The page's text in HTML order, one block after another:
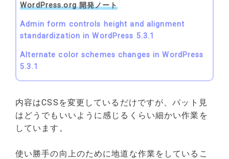
WordPress.org 開発ノート
Admin form controls height and alignment
standardization in WordPress 5.3.1
Alternate color schemes changes in WordPress
5.3.1
内容はCSSを変更しているだけですが、パット見
はどうでもいいように感じるくらい細かい作業を
しています。
使い勝手の向上のために地道な作業をしているこ